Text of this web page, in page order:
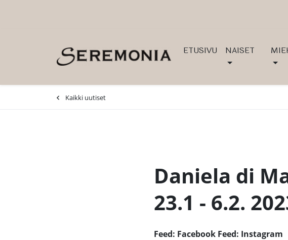
ETUSIVU NAISET
Kaikki uutiset
Daniela di
23.1 - 6.2.
Feed: Facebook Feed: Instagram